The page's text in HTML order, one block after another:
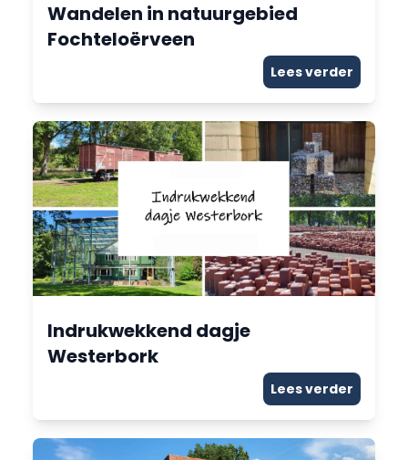
Wandelen in natuurgebied
Fochteloërveen
Lees verder
Indrukwekkend dagje
Westerbork
Lees verder